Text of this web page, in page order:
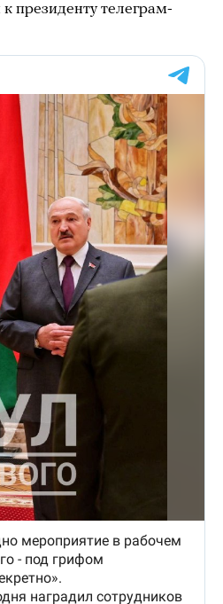
президенту телеграм-